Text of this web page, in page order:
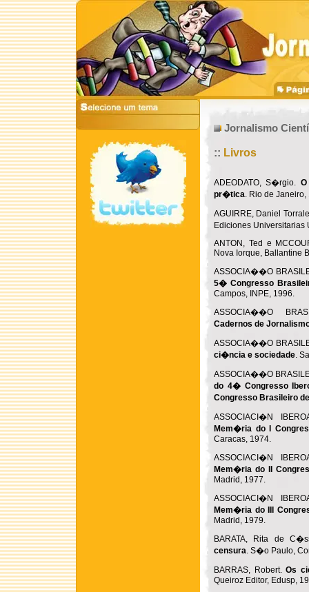
Jornalismo
:: Livros
ADEODATO, S�rgio.
pr�tica. Rio de
AGUIRRE, Daniel
Ediciones
ANTON, Ted e
Nova Iorque, Ballantine
ASSOCIA��O
5� Congresso
Campos, INPE, 1996.
ASSOCIA��O
Cadernos de
ASSOCIA��O
ci�ncia e sociedade.
ASSOCIA��O
do 4� Congresso
Congresso Brasileiro
ASSOCIACI�N
Mem�ria do I
Caracas, 1974.
ASSOCIACI�N
Mem�ria do II
Madrid, 1977.
ASSOCIACI�N
Mem�ria do III
Madrid, 1979.
BARATA, Rita de
censura. S�o Paulo,
BARRAS, Robert. Os
Queiroz Editor, Edusp,